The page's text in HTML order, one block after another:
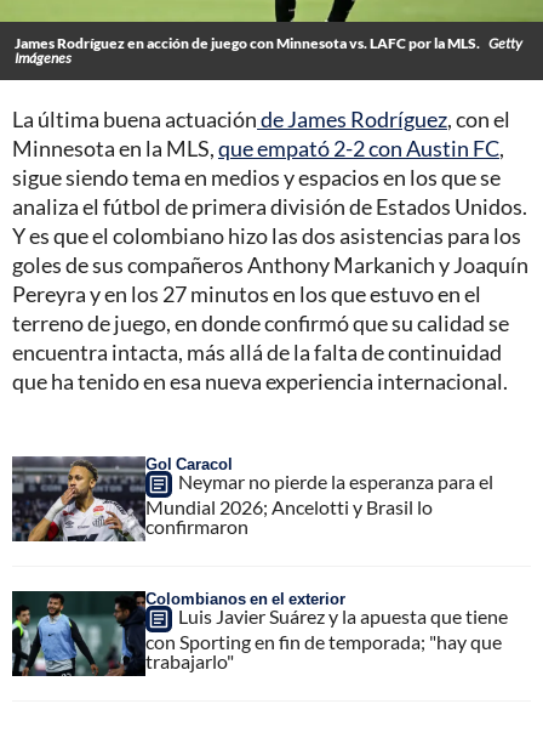
James Rodríguez en acción de juego con Minnesota vs. LAFC por la MLS. Getty
Imágenes
La última buena actuaciónde James Rodríguez, con el
Minnesota en la MLS,que empató 2-2 con Austin FC,
sigue siendo tema en medios y espacios en los que se
analiza el fútbol de primera división de Estados Unidos.
Y es que el colombiano hizo las dos asistencias para los
goles de sus compañeros Anthony Markanich y Joaquín
Pereyra y en los 27 minutos en los que estuvo en el
terreno de juego, en donde confirmó que su calidad se
encuentra intacta, más allá de la falta de continuidad
que ha tenido en esa nueva experiencia internacional.
Gol Caracol
Neymar no pierde la esperanza para el
Mundial 2026; Ancelotti y Brasil lo
confirmaron
Colombianos en el exterior
Luis Javier Suárez y la apuesta que tiene
con Sporting en fin de temporada; "hay que
trabajarlo"